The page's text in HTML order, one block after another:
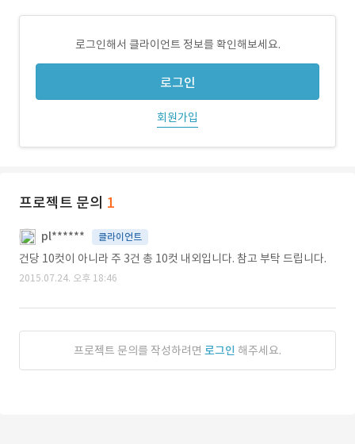
로그인해서 클라이언트 정보를 확인해보세요.
로그인
회원가입
프로젝트 문의 1
pl****** 클라이언트
건당 10컷이 아니라 주 3건 총 10컷 내외입니다. 참고 부탁 드립니다.
2015.07.24. 오후 18:46
프로젝트 문의를 작성하려면 로그인 해주세요.